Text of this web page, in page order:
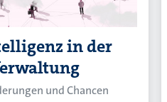
in der
und Chancen